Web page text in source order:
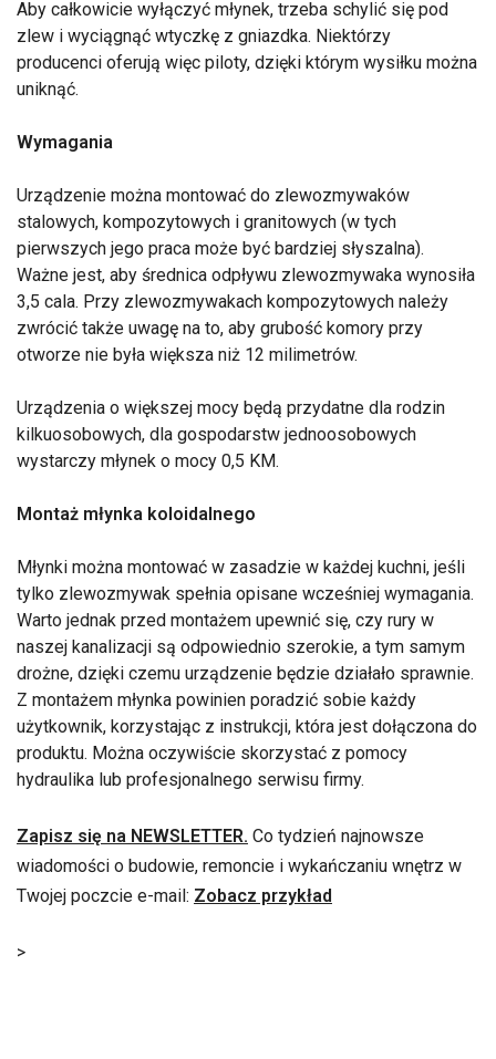
Aby całkowicie wyłączyć młynek, trzeba schylić się pod
zlew i wyciągnąć wtyczkę z gniazdka. Niektórzy
producenci oferują więc piloty, dzięki którym wysiłku można
uniknąć.
Wymagania
Urządzenie można montować do zlewozmywaków
stalowych, kompozytowych i granitowych (w tych
pierwszych jego praca może być bardziej słyszalna).
Ważne jest, aby średnica odpływu zlewozmywaka wynosiła
3,5 cala. Przy zlewozmywakach kompozytowych należy
zwrócić także uwagę na to, aby grubość komory przy
otworze nie była większa niż 12 milimetrów.
Urządzenia o większej mocy będą przydatne dla rodzin
kilkuosobowych, dla gospodarstw jednoosobowych
wystarczy młynek o mocy 0,5 KM.
Montaż młynka koloidalnego
Młynki można montować w zasadzie w każdej kuchni, jeśli
tylko zlewozmywak spełnia opisane wcześniej wymagania.
Warto jednak przed montażem upewnić się, czy rury w
naszej kanalizacji są odpowiednio szerokie, a tym samym
drożne, dzięki czemu urządzenie będzie działało sprawnie.
Z montażem młynka powinien poradzić sobie każdy
użytkownik, korzystając z instrukcji, która jest dołączona do
produktu. Można oczywiście skorzystać z pomocy
hydraulika lub profesjonalnego serwisu firmy.
Zapisz się na NEWSLETTER. Co tydzień najnowsze
wiadomości o budowie, remoncie i wykańczaniu wnętrz w
Twojej poczcie e-mail: Zobacz przykład
>